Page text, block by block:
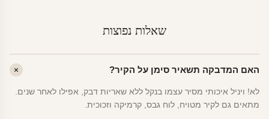
שאלות נפוצות
האם המדבקה תשאיר סימן על הקיר?
לא! ויניל איכותי מסיר עצמו בנקל ללא שאריות דבק, אפילו לאחר שנים.
מתאים גם לקיר מטויח, לוח גבס, קרמיקה וזכוכית.